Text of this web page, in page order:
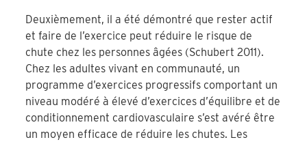
Deuxièmement, il a été démontré que rester actif
et faire de l’exercice peut réduire le risque de
chute chez les personnes âgées (Schubert 2011).
Chez les adultes vivant en communauté, un
programme d’exercices progressifs comportant un
niveau modéré à élevé d’exercices d’équilibre et de
conditionnement cardiovasculaire s’est avéré être
un moyen efficace de réduire les chutes. Les